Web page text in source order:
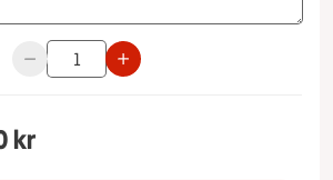
Använd knapparna för att minska
stycken Budapesttårta Storlek på tårta
kr